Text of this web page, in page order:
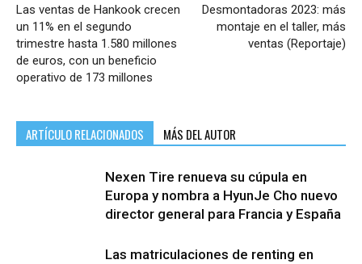
Las ventas de Hankook crecen
un 11% en el segundo
trimestre hasta 1.580 millones
de euros, con un beneficio
operativo de 173 millones
Desmontadoras 2023: más
montaje en el taller, más
ventas (Reportaje)
ARTÍCULO RELACIONADOS MÁS DEL AUTOR
Nexen Tire renueva su cúpula en
Europa y nombra a HyunJe Cho nuevo
director general para Francia y España
Las matriculaciones de renting en